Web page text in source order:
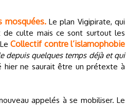
mosquées.Le plan Vigipirate, qui
culte mais ce sont surtout les
Collectif contre l’islamophobie
depuis quelques temps déjà et qui
hier ne saurait être un prétexte à
appelés à se mobiliser. Le